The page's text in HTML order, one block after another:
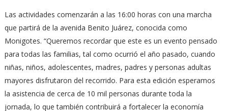
Las actividades comenzarán a las 16:00 horas con una marcha
que partirá de la avenida Benito Juárez, conocida como
Monigotes. “Queremos recordar que este es un evento pensado
para todas las familias, tal como ocurrió el año pasado, cuando
niñas, niños, adolescentes, madres, padres y personas adultas
mayores disfrutaron del recorrido. Para esta edición esperamos
la asistencia de cerca de 10 mil personas durante toda la
jornada, lo que también contribuirá a fortalecer la economía